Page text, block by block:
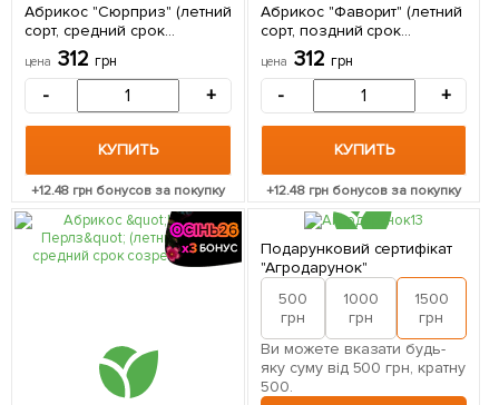
Абрикос "Сюрприз" (летний
сорт, средний срок
созревания) 1 саженец в
упаковке
цена 312 грн
- +
КУПИТЬ
+12.48 грн бонусов за покупку
Абрикос "Фаворит" (летний
сорт, поздний срок
созревания) 1 саженец в
упаковке
цена 312 грн
- +
КУПИТЬ
+12.48 грн бонусов за покупку
Подарунковий сертифікат
"Агродарунок"
500
грн
1000
грн
1500
грн
Ви можете вказати будь-
яку суму від 500 грн, кратну
500.